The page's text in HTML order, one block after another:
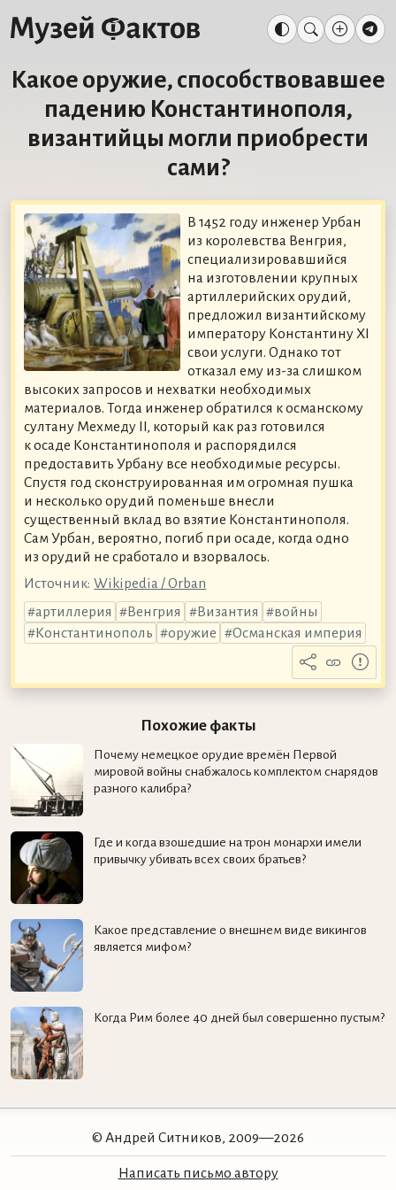
Какое оружие, способствовавшее
падению Константинополя,
византийцы могли приобрести
сами?
В 1452 году инженер Урбан
из королевства Венгрия,
специализировавшийся
на изготовлении крупных
артиллерийских орудий,
предложил византийскому
императору Константину XI
свои услуги. Однако тот
отказал ему из-за слишком
высоких запросов и нехватки необходимых
материалов. Тогда инженер обратился к османскому
султану Мехмеду II, который как раз готовился
к осаде Константинополя и распорядился
предоставить Урбану все необходимые ресурсы.
Спустя год сконструированная им огромная пушка
и несколько орудий поменьше внесли
существенный вклад во взятие Константинополя.
Сам Урбан, вероятно, погиб при осаде, когда одно
из орудий не сработало и взорвалось.
Источник: Wikipedia / Orban
артиллерия
Венгрия Византия
войны
Константинополь
оружие Османская империя
Похожие факты
Почему немецкое орудие времён Первой
мировой войны снабжалось комплектом снарядов
разного калибра?
Где и когда взошедшие на трон монархи имели
привычку убивать всех своих братьев?
Какое представление о внешнем виде викингов
является мифом?
Когда Рим более 40 дней был совершенно пустым?
© Андрей Ситников, 2009—2026
Написать письмо автору